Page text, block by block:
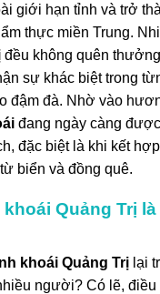
giới hạn tỉnh và trở
thực miền Trung.
đều không quên
sự khác biệt trong
đậm đà. Nhờ vào
đang ngày càng
đặc biệt là khi kết
biển và đồng quê.
Quảng Trị
khoái Quảng Trị lại
người? Có lẽ, điều